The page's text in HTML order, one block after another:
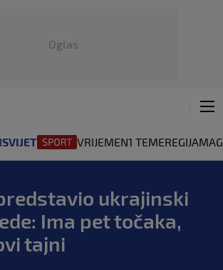
Oglas
SVIJET VRIJEMEN1 TEMEREGIJA
ukrajinski
Ima pet točaka,
tajni